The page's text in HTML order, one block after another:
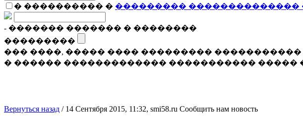
� ���������� � ��������� ��������������
- ������� ������� � ��������
���������
��� ����, ����� ���� ���������
� ������ ������������� ����������� �����
Вернуться назад / 14 Сентября 2015, 11:32, smi58.ru Сообщить нам новость